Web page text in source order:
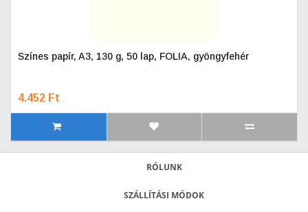
Színes papír, A3, 130 g, 50 lap, FOLIA, gyöngyfehér
4.452 Ft
RÓLUNK
SZÁLLÍTÁSI MÓDOK